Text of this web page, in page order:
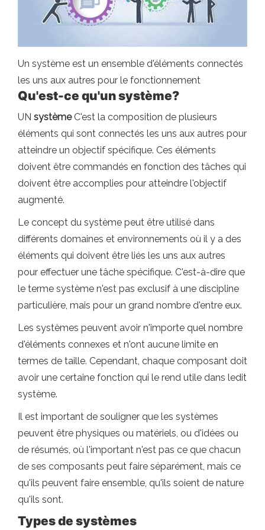
Un système est un ensemble d'éléments connectés
les uns aux autres pour le fonctionnement
Qu'est-ce qu'un système?
UN systèmeC'est la composition de plusieurs
éléments qui sont connectés les uns aux autres pour
atteindre un objectif spécifique. Ces éléments
doivent être commandés en fonction des tâches qui
doivent être accomplies pour atteindre l'objectif
augmenté.
Le concept du système peut être utilisé dans
différents domaines et environnements où il y a des
éléments qui doivent être liés les uns aux autres
pour effectuer une tâche spécifique. C'est-à-dire que
le terme système n'est pas exclusif à une discipline
particulière, mais pour un grand nombre d'entre eux.
Les systèmes peuvent avoir n'importe quel nombre
d'éléments connexes et n'ont aucune limite en
termes de taille. Cependant, chaque composant doit
avoir une certaine fonction qui le rend utile dans ledit
système.
Il est important de souligner que les systèmes
peuvent être physiques ou matériels, ou d'idées ou
de résumés, où l'important n'est pas ce que chacun
de ses composants peut faire séparément, mais ce
qu'ils peuvent faire ensemble, qu'ils soient de nature
qu'ils sont.
Types de systèmes